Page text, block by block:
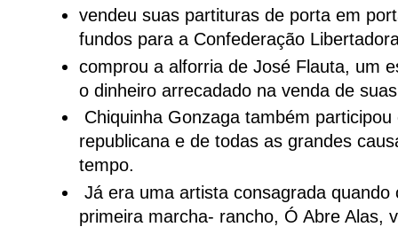
vendeu suas partituras de porta em
fundos para a Confederação
comprou a alforria de José Flauta, um
o dinheiro arrecadado na venda de
Chiquinha Gonzaga também
republicana e de todas as grandes
tempo.
Já era uma artista consagrada quando
primeira marcha- rancho, Ó Abre Alas,